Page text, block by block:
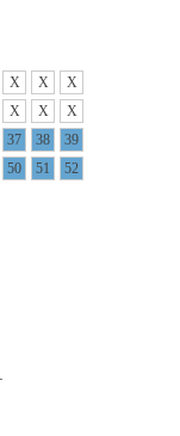
X X
X
X X
X
37 38
39
50 51
52